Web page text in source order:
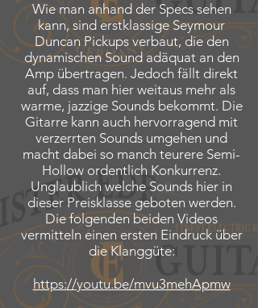
Wie man anhand der Specs sehen
kann, sind erstklassige Seymour
Duncan Pickups verbaut, die den
dynamischen Sound adäquat an den
Amp übertragen. Jedoch fällt direkt
auf, dass man hier weitaus mehr als
warme, jazzige Sounds bekommt. Die
Gitarre kann auch hervorragend mit
verzerrten Sounds umgehen und
macht dabei so manch teurere Semi-
Hollow ordentlich Konkurrenz.
Unglaublich welche Sounds hier in
dieser Preisklasse geboten werden.
Die folgenden beiden Videos
vermitteln einen ersten Eindruck über
die Klanggüte:
https://youtu.be/mvu3mehApmw